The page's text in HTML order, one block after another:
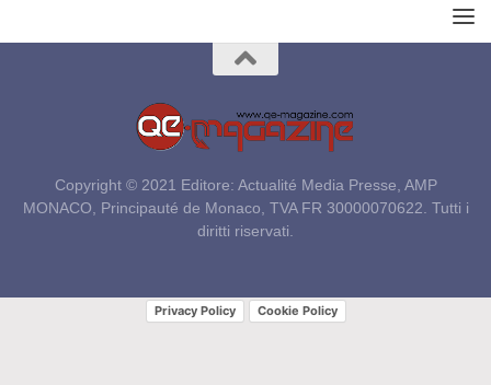
Copyright © 2021 Editore: Actualité Media Presse, AMP
MONACO, Principauté de Monaco, TVA FR 30000070622. Tutti i
diritti riservati.
Privacy Policy Cookie Policy